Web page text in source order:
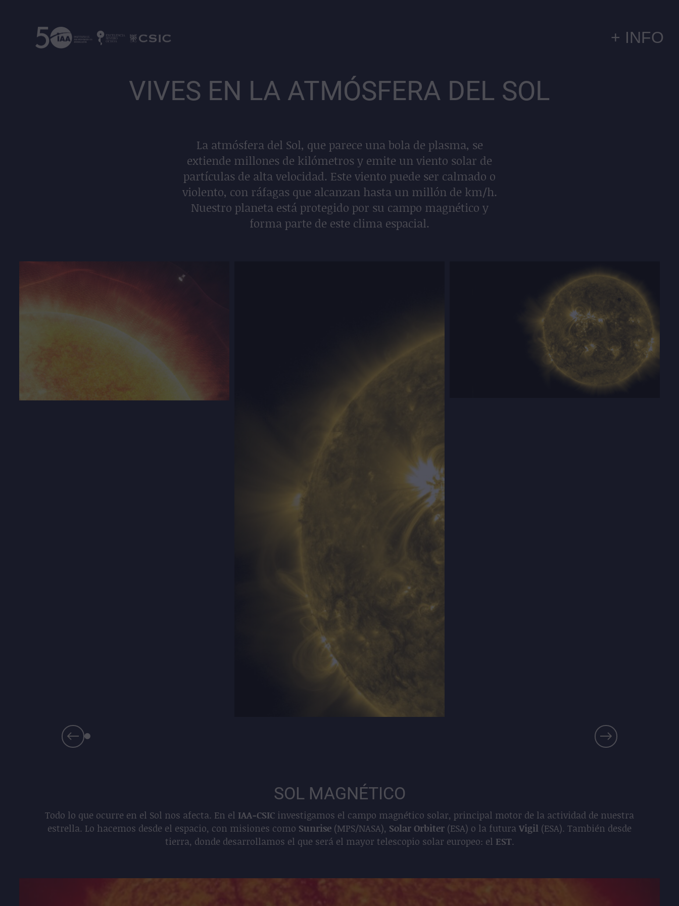
+ INFO
VIVES EN LA ATMÓSFERA DEL SOL
La atmósfera del Sol, que parece una bola de plasma, se
extiende millones de kilómetros y emite un viento solar de
partículas de alta velocidad. Este viento puede ser calmado o
violento, con ráfagas que alcanzan hasta un millón de km/h.
Nuestro planeta está protegido por su campo magnético y
forma parte de este clima espacial.
SOL MAGNÉTICO
Todo lo que ocurre en el Sol nos afecta. En el IAA-CSIC investigamos el campo magnético solar, principal motor de la actividad de nuestra
estrella. Lo hacemos desde el espacio, con misiones como Sunrise (MPS/NASA), Solar Orbiter (ESA) o la futuraVigil (ESA). También desde
tierra, donde desarrollamos el que será el mayor telescopio solar europeo: el EST.